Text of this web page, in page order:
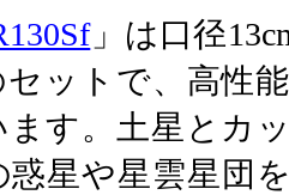
」は口径
ットで、高性
ます。土星とカ
惑星や星雲星団